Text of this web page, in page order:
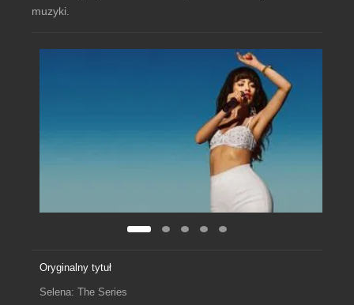
muzyki.
Oryginalny tytuł
Selena: The Series